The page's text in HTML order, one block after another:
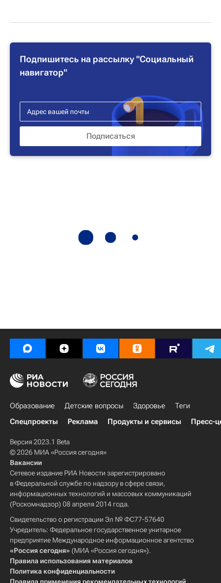
Подпишитесь на рассылку "Социальный
навигатор"
Образование Детские вопросы Здоровье
Теги
Спецпроекты
Реклама Продукты и сервисы Пресс-
Версия 2023.1 Beta
© 2026 МИА «Россия сегодня»
Вакансии
Сетевое издание РИА Новости зарегистрировано
в Федеральной службе по надзору в сфере связи,
информационных технологий и массовых коммуникаций
(Роскомнадзор) 08 апреля 2014 года.
Свидетельство о регистрации Эл № ФС77-57640
Учредитель: Федеральное государственное унитарное
предприятие Международное информационное агентство
«Россия сегодня» (МИА «Россия сегодня»).
Правила использования материалов
Политика конфиденциальности